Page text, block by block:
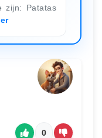
zijn: Patatas
0